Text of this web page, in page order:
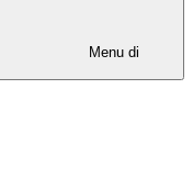
Menu di